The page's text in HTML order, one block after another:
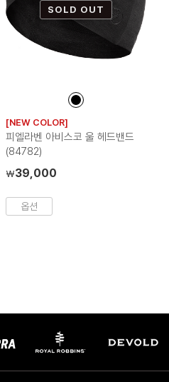
SOLD OUT
컬
[NEW COLOR]
피엘라벤 아비스코 울 헤드밴드
(84782)
₩39,000
옵션